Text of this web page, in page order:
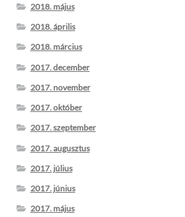
2018. május
2018. április
2018. március
2017. december
2017. november
2017. október
2017. szeptember
2017. augusztus
2017. július
2017. június
2017. május